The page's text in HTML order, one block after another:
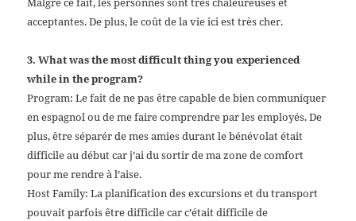
acceptantes. De plus, le coût de la vie ici est très cher.
3. What was the most difficult thing you experienced
while in the program?
Program: Le fait de ne pas être capable de bien communiquer
en espagnol ou de me faire comprendre par les employés. De
plus, être séparér de mes amies durant le bénévolat était
difficile au début car j’ai du sortir de ma zone de comfort
pour me rendre à l’aise.
Host Family: La planification des excursions et du transport
pouvait parfois être difficile car c’était difficile de